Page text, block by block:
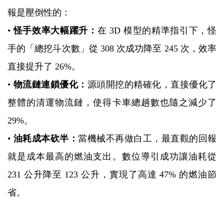
報是壓倒性的：
•怪手效率大幅躍升： 在 3D 模型的精準指引下，怪
手的「總挖斗次數」從 308 次成功降至 245 次，效率
直接提升了 26%。
• 物流鏈連鎖優化： 源頭開挖的精確化，直接優化了
整體的清運物流鏈，使得卡車總趟數也隨之減少了
29%。
• 油耗成本砍半： 當機械不再做白工，最直觀的回報
就是成本最高的燃油支出。數位導引成功讓油耗從
231 公升降至 123 公升，實現了高達 47% 的燃油節
省。